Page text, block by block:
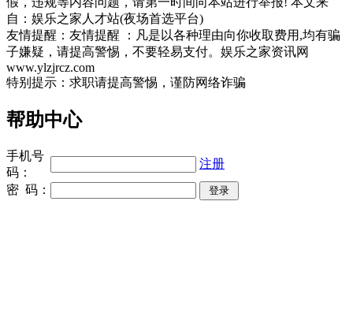
自：娱乐之家人才站(夜场首选平台)
友情提醒：友情提醒 ：凡是以各种理由向你收取费用,均有骗
子嫌疑，请提高警惕，不要轻易支付。娱乐之家资讯网
www.ylzjrcz.com
特别提示：求职请提高警惕，谨防网络诈骗
帮助中心
手机号
码：
注册
密 码：